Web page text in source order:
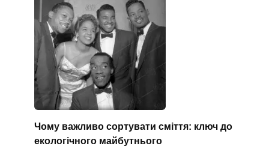
Чому важливо сортувати сміття: ключ до
екологічного майбутнього